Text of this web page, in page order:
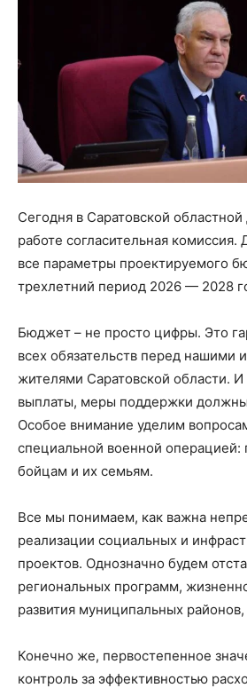
Сегодня в Саратовской
работе согласительная комиссия.
все параметры проектируемого
трехлетний период 2026 — 2028
Бюджет – не просто цифры. Это
всех обязательств перед нашими
жителями Саратовской области.
выплаты, меры поддержки
Особое внимание уделим
специальной военной
бойцам и их семьям.
Все мы понимаем, как важна
реализации социальных и
проектов. Однозначно будем
региональных программ,
развития муниципальных
Конечно же, первостепенное
контроль за эффективностью